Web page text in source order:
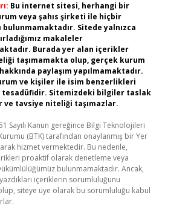
Bu internet sitesi, herhangi bir
veya şahıs şirketi ile hiçbir
bulunmamaktadır. Sitede yalnızca
makaleler
Burada yer alan içerikler
taşımamakta olup, gerçek kurum
paylaşım yapılmamaktadır.
ve kişiler ile isim benzerlikleri
tesadüfidir. Sitemizdeki bilgiler taslak
ve tavsiye niteliği taşımazlar.
Sayılı Kanun gereğince Bilgi Teknolojileri
(BTK) tarafından onaylanmış bir Yer
hizmet vermektedir. Bu nedenle,
proaktif olarak denetleme veya
bulunmamaktadır. Ancak,
içeriklerin sorumluluğunu
siteye üye olarak bu sorumluluğu kabul